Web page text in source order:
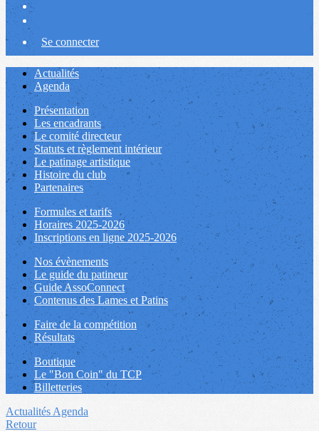
Se connecter
Actualités
Agenda
Présentation
Les encadrants
Le comité directeur
Statuts et règlement intérieur
Le patinage artistique
Histoire du club
Partenaires
Formules et tarifs
Horaires 2025-2026
Inscriptions en ligne 2025-2026
Nos évènements
Le guide du patineur
Guide AssoConnect
Contenus des Lames et Patins
Faire de la compétition
Résultats
Boutique
Le "Bon Coin" du TCP
Billetteries
Actualités Agenda
Retour